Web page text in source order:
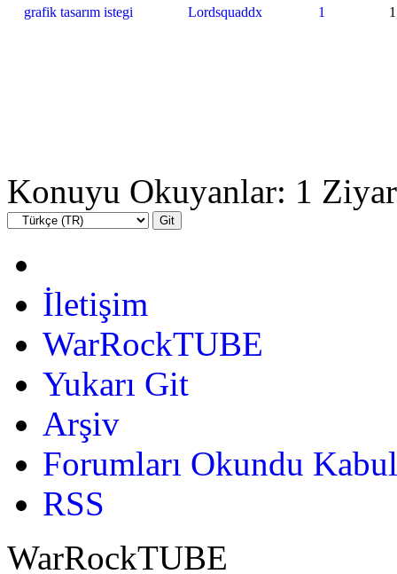
grafik tasarım istegi Lordsquaddx 1
Konuyu Okuyanlar: 1
İletişim
WarRockTUBE
Yukarı Git
Arşiv
Forumları Okundu
RSS
WarRockTUBE